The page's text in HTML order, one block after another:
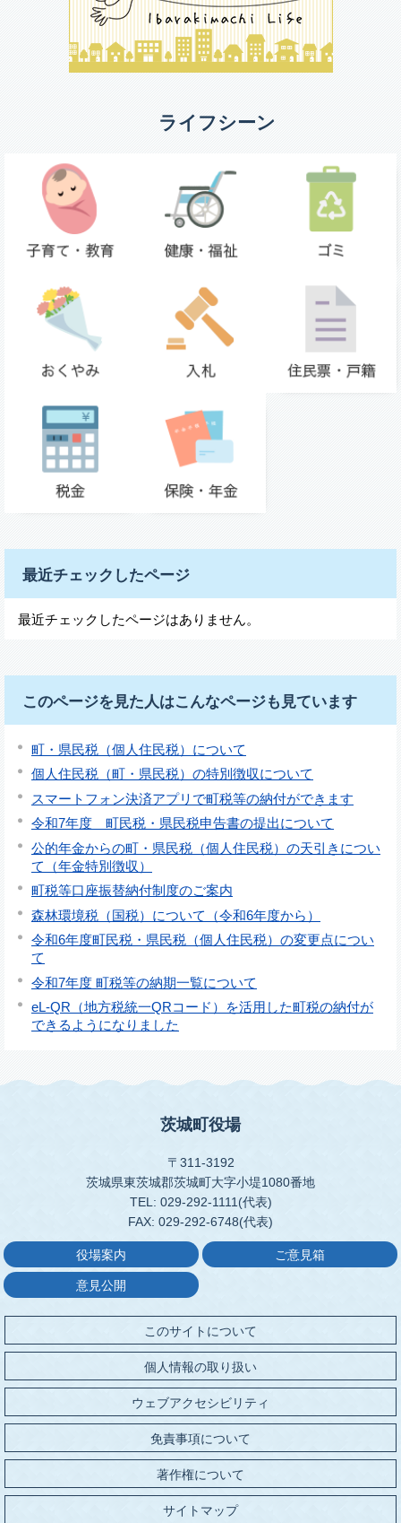
ライフシーン
最近チェックしたページ
最近チェックしたページはありません。
このページを見た人はこんなページも見ています
町・県民税（個人住民税）について
個人住民税（町・県民税）の特別徴収について
スマートフォン決済アプリで町税等の納付ができます
令和7年度 町民税・県民税申告書の提出について
公的年金からの町・県民税（個人住民税）の天引きについ
て（年金特別徴収）
町税等口座振替納付制度のご案内
森林環境税（国税）について（令和6年度から）
令和6年度町民税・県民税（個人住民税）の変更点につい
て
令和7年度 町税等の納期一覧について
eL-QR（地方税統一QRコード）を活用した町税の納付が
できるようになりました
茨城町役場
〒311-3192
茨城県東茨城郡茨城町大字小堤1080番地
TEL: 029-292-1111(代表)
FAX: 029-292-6748(代表)
役場案内 ご意見箱
意見公開
このサイトについて
個人情報の取り扱い
ウェブアクセシビリティ
免責事項について
著作権について
サイトマップ